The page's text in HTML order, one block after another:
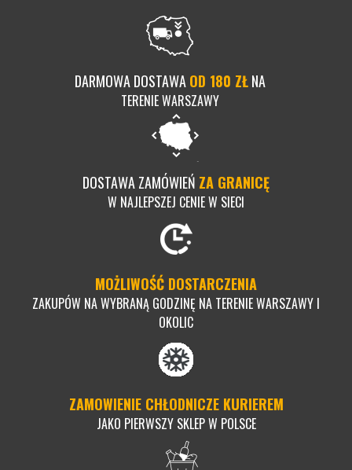
DARMOWA DOSTAWAOD 180 ZŁNA
TERENIE WARSZAWY
DOSTAWA ZAMÓWIEŃ ZA GRANICĘ
W NAJLEPSZEJ CENIE W SIECI
MOŻLIWOŚĆ DOSTARCZENIA
ZAKUPÓW NA WYBRANĄ GODZINĘ NA TERENIE WARSZAWY I
OKOLIC
ZAMOWIENIE CHŁODNICZE KURIEREM
JAKO PIERWSZY SKLEP W POLSCE